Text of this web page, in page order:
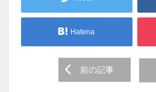
Hatena
navigation
前の記事